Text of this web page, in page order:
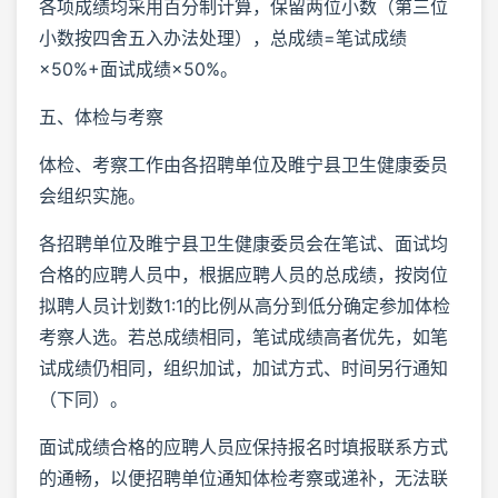
各项成绩均采用百分制计算，保留两位小数（第三位
小数按四舍五入办法处理），总成绩=笔试成绩
×50%+面试成绩×50%。
五、体检与考察
体检、考察工作由各招聘单位及睢宁县卫生健康委员
会组织实施。
各招聘单位及睢宁县卫生健康委员会在笔试、面试均
合格的应聘人员中，根据应聘人员的总成绩，按岗位
拟聘人员计划数1:1的比例从高分到低分确定参加体检
考察人选。若总成绩相同，笔试成绩高者优先，如笔
试成绩仍相同，组织加试，加试方式、时间另行通知
（下同）。
面试成绩合格的应聘人员应保持报名时填报联系方式
的通畅，以便招聘单位通知体检考察或递补，无法联